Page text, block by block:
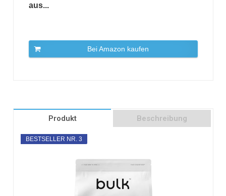
aus...
Bei Amazon kaufen
Produkt Beschreibung
BESTSELLER NR. 3